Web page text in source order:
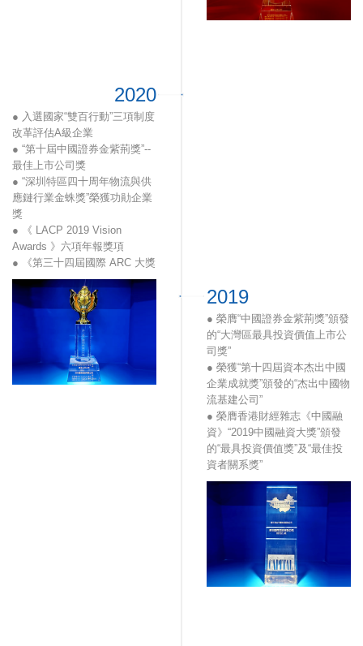
2020
● 入選國家“雙百行動”三項制度
改革評估A級企業
● “第十屆中國證券金紫荊獎”--
最佳上市公司獎
● “深圳特區四十周年物流與供
應鏈行業金蛛獎”榮獲功勛企業
獎
● 《 LACP 2019 Vision
Awards 》六項年報獎項
● 《第三十四屆國際 ARC 大獎
2020》四項年報獎項
● 獲《新財富》公佈“第三屆新
財富最佳IR（投資者關系）港
● 深圳市重點物流企業
2019
● 榮膺“中國證券金紫荊獎”頒發
的“大灣區最具投資價值上市公
司獎”
● 榮獲“第十四屆資本杰出中國
企業成就獎”頒發的“杰出中國物
流基建公司”
● 榮膺香港財經雜志《中國融
資》“2019中國融資大獎”頒發
的“最具投資價值獎”及“最佳投
資者關系獎”
● 榮獲香港杰出上市企業大
獎“業績表現大獎”
● 榮膺香港財經雜志《中國融
資》“2019中國融資大獎”頒發
的“最具投資價值獎”及“最佳投
資者關系獎”
● 深圳國際獲國際評級機構惠